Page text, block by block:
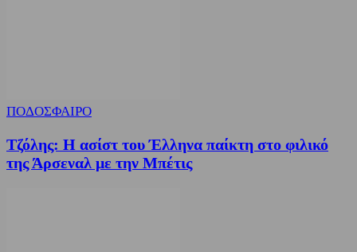
ΠΟΔΟΣΦΑΙΡΟ
Τζόλης: Η ασίστ του Έλληνα παίκτη στο φιλικό
της Άρσεναλ με την Μπέτις